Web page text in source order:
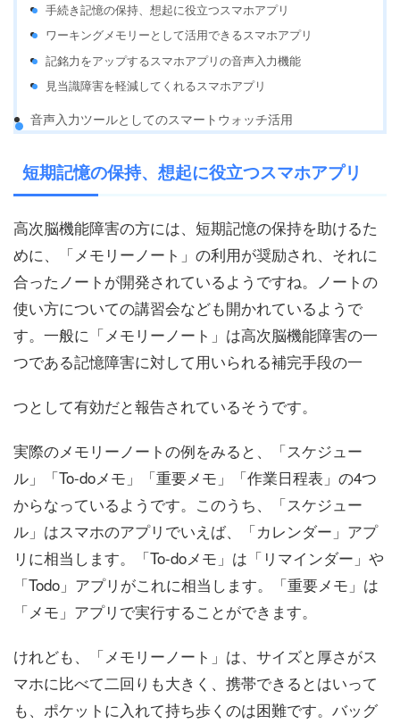
手続き記憶の保持、想起に役立つスマホアプリ
ワーキングメモリーとして活用できるスマホアプリ
記銘力をアップするスマホアプリの音声入力機能
見当識障害を軽減してくれるスマホアプリ
音声入力ツールとしてのスマートウォッチ活用
短期記憶の保持、想起に役立つスマホアプリ
高次脳機能障害の方には、短期記憶の保持を助けるた
めに、「メモリーノート」の利用が奨励され、それに
合ったノートが開発されているようですね。ノートの
使い方についての講習会なども開かれているようで
す。一般に「メモリーノート」は高次脳機能障害の一
つである記憶障害に対して用いられる補完手段の一
つとして有効だと報告されているそうです。
実際のメモリーノートの例をみると、「スケジュー
ル」「To-doメモ」「重要メモ」「作業日程表」の4つ
からなっているようです。このうち、「スケジュー
ル」はスマホのアプリでいえば、「カレンダー」アプ
リに相当します。「To-doメモ」は「リマインダー」や
「Todo」アプリがこれに相当します。「重要メモ」は
「メモ」アプリで実行することができます。
けれども、「メモリーノート」は、サイズと厚さがス
マホに比べて二回りも大きく、携帯できるとはいって
も、ポケットに入れて持ち歩くのは困難です。バッグ